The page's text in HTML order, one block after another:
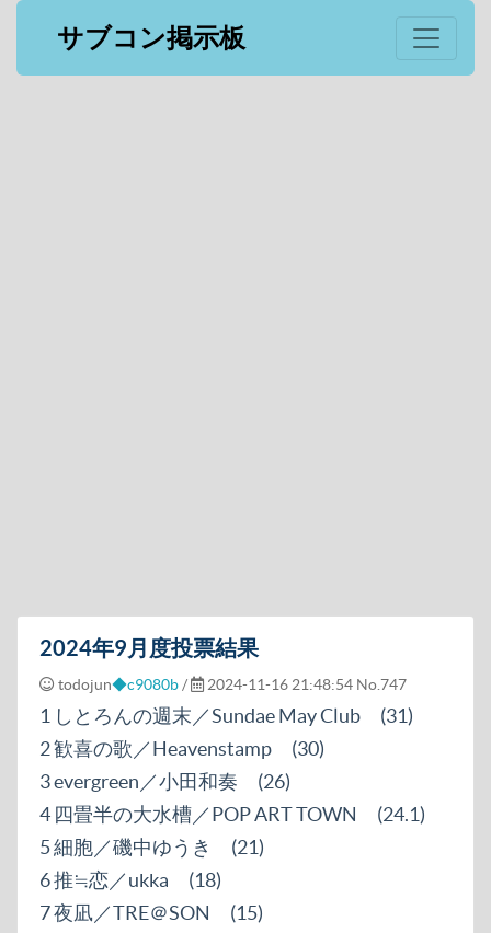
サブコン掲示板
2024年9月度投票結果
todojun◆c9080b / 2024-11-16 21:48:54 No.747
1 しとろんの週末／Sundae May Club (31)
2 歓喜の歌／Heavenstamp (30)
3 evergreen／小田和奏 (26)
4 四畳半の大水槽／POP ART TOWN (24.1)
5 細胞／磯中ゆうき (21)
6 推≒恋／ukka (18)
7 夜凪／TRE＠SON (15)